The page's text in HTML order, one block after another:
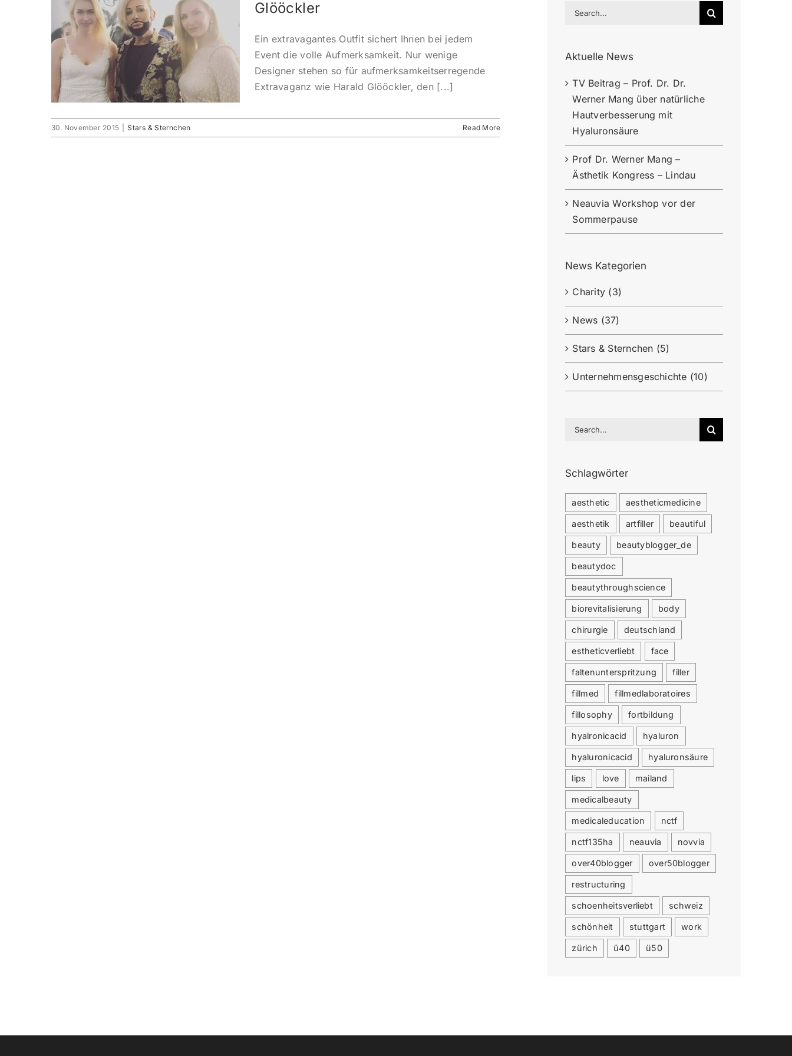
Glööckler
Ein extravagantes Outfit sichert Ihnen bei jedem
Event die volle Aufmerksamkeit. Nur wenige
Designer stehen so für aufmerksamkeitserregende
Extravaganz wie Harald Glööckler, den [...]
30. November 2015 Stars & Sternchen Read More
Search
Aktuelle News
TV Beitrag – Prof. Dr. Dr.
Werner Mang über natürliche
Hautverbesserung mit
Hyaluronsäure
Prof Dr. Werner Mang –
Ästhetik Kongress – Lindau
Neauvia Workshop vor der
Sommerpause
News Kategorien
Charity (3)
News (37)
Stars & Sternchen (5)
Unternehmensgeschichte (10)
Search
Schlagwörter
aesthetic aestheticmedicine
aesthetik artfiller beautiful
beauty beautyblogger_de
beautydoc
beautythroughscience
biorevitalisierung body
chirurgie deutschland
estheticverliebt face
faltenunterspritzung filler
fillmed fillmedlaboratoires
fillosophy fortbildung
hyalronicacid hyaluron
hyaluronicacid hyaluronsäure
lips love mailand
medicalbeauty
medicaleducation nctf
nctf135ha neauvia novvia
over40blogger over50blogger
restructuring
schoenheitsverliebt schweiz
schönheit stuttgart work
zürich ü40 ü50